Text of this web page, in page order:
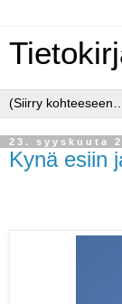
23. syyskuuta
Kynä esiin